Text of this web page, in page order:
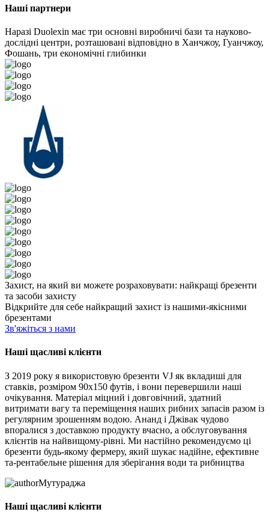
Наші партнери
Наразі Duolexin має три основні виробничі бази та науково-
дослідні центри, розташовані відповідно в Ханчжоу, Гуанчжоу,
Фошань, три економічні глибинки
Захист, на який ви можете розраховувати: найкращі брезенти
та засоби захисту
Відкрийте для себе найкращий захист із нашими-якісними
брезентами
Зв'яжіться з нами
Наші щасливі клієнти
З 2019 року я використовую брезенти VJ як вкладиші для
ставків, розміром 90x150 футів, і вони перевершили наші
очікування. Матеріал міцний і довговічний, здатний
витримати вагу та переміщення наших рибних запасів разом із
регулярним зрошенням водою. Ананд і Джівак чудово
впоралися з доставкою продукту вчасно, а обслуговування
клієнтів на найвищому-рівні. Ми настійно рекомендуємо ці
брезенти будь-якому фермеру, який шукає надійне, ефективне
та-рентабельне рішення для зберігання води та рибництва
Мутураджа
Наші щасливі клієнти